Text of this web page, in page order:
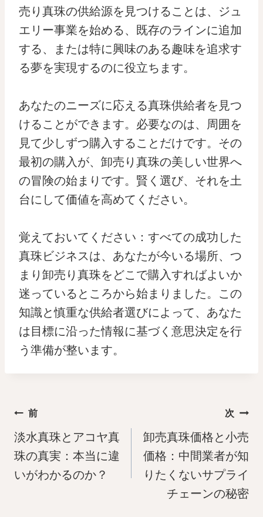
売り真珠の供給源を見つけることは、ジュ
エリー事業を始める、既存のラインに追加
する、または特に興味のある趣味を追求す
る夢を実現するのに役立ちます。
あなたのニーズに応える真珠供給者を見つ
けることができます。必要なのは、周囲を
見て少しずつ購入することだけです。その
最初の購入が、卸売り真珠の美しい世界へ
の冒険の始まりです。賢く選び、それを土
台にして価値を高めてください。
覚えておいてください：すべての成功した
真珠ビジネスは、あなたが今いる場所、つ
まり卸売り真珠をどこで購入すればよいか
迷っているところから始まりました。この
知識と慎重な供給者選びによって、あなた
は目標に沿った情報に基づく意思決定を行
う準備が整います。
投
稿
ナ
ビ
前
淡水真珠とアコヤ真
珠の真実：本当に違
いがわかるのか？
次
卸売真珠価格と小売
価格：中間業者が知
りたくないサプライ
チェーンの秘密